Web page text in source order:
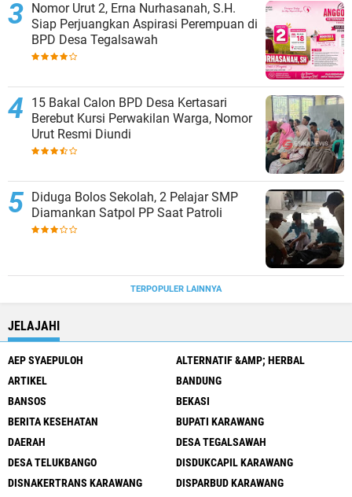
Nomor Urut 2, Erna Nurhasanah, S.H.
Siap Perjuangkan Aspirasi Perempuan di
BPD Desa Tegalsawah
15 Bakal Calon BPD Desa Kertasari
Berebut Kursi Perwakilan Warga, Nomor
Urut Resmi Diundi
Diduga Bolos Sekolah, 2 Pelajar SMP
Diamankan Satpol PP Saat Patroli
TERPOPULER LAINNYA
JELAJAHI
AEP SYAEPULOH
ALTERNATIF &AMP; HERBAL
ARTIKEL
BANDUNG
BANSOS
BEKASI
BERITA KESEHATAN
BUPATI KARAWANG
DAERAH
DESA TEGALSAWAH
DESA TELUKBANGO
DISDUKCAPIL KARAWANG
DISNAKERTRANS KARAWANG
DISPARBUD KARAWANG